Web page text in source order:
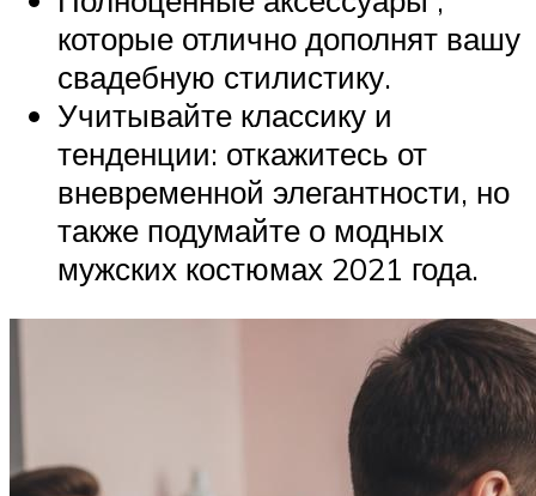
которые отлично дополнят вашу
свадебную стилистику.
Учитывайте классику и
тенденции: откажитесь от
вневременной элегантности, но
также подумайте о модных
мужских костюмах 2021 года.